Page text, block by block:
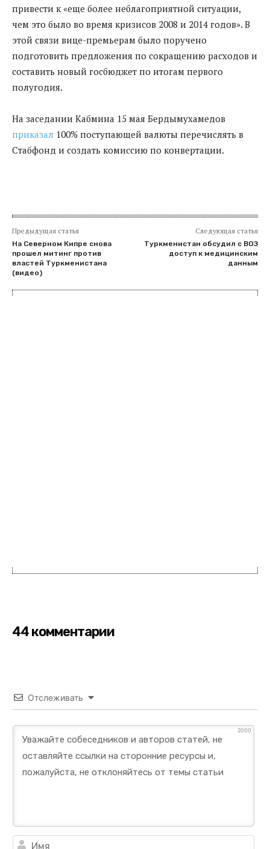
привести к «еще более неблагоприятной ситуации,
чем это было во время кризисов 2008 и 2014 годов». В
этой связи вице-премьерам было поручено
подготовить предложения по сокращению расходов и
составить новый госбюджет по итогам первого
полугодия.
На заседании Кабмина 15 мая Бердымухамедов
приказал 100% поступающей валюты перечислять в
Стабфонд и создать комиссию по конвертации.
Предыдущая статья
На Северном Кипре снова
прошел митинг против
властей Туркменистана
(видео)
Следующая статья
Туркменистан обсудил с ВОЗ
доступ к медицинским
данным
44 комментарии
Отслеживать
2000